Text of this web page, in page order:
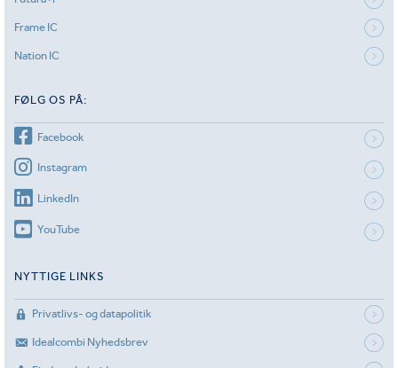
Frame IC
Nation IC
FØLG OS PÅ:
Facebook
Instagram
LinkedIn
YouTube
NYTTIGE LINKS
Privatlivs- og datapolitik
Idealcombi Nyhedsbrev